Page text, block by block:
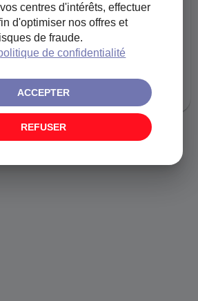
N'EXISTE PAS
centres d'intérêts, effectuer
d'optimiser nos offres et
de fraude.
de confidentialité
ACCEPTER
REFUSER